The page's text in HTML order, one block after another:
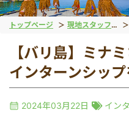
トップページ 現地スタッフブログ
【バリ島】ミナ
インターンシッ
2024年03月22日 イン
系
ツアー
ドネシア